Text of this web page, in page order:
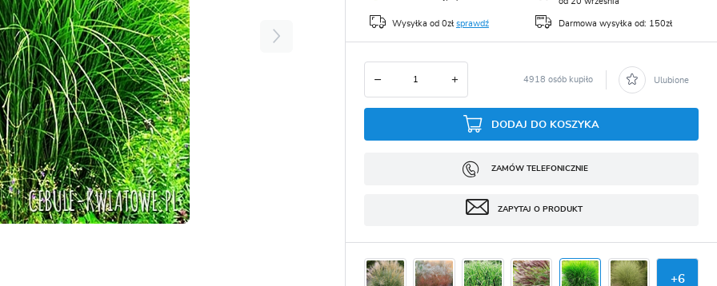
Wysyłka od 0zł sprawdź Darmowa wysyłka od: 150zł
4918 osób kupiło Ulubione
DODAJ DO KOSZYKA
ZAMÓW TELEFONICZNIE
ZAPYTAJ O PRODUKT
+6